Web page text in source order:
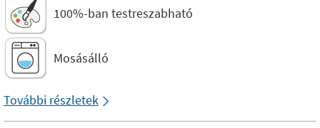
100%-ban testreszabható
Mosásálló
További részletek